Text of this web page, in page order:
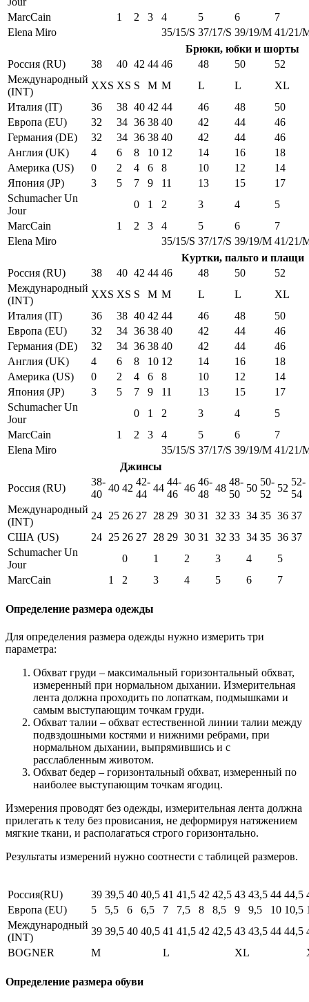
MarcCain
1 2 3 4 5 6
7
Elena Miro
35/15/S 37/17/S 39/19/M 41/21/
Брюки, юбки и шорты
Россия (RU)
38 40 42 44 46 48 50
52
Международный
(INT)
XXS XS S M M L L
XL
Италия (IT)
36 38 40 42 44 46 48
50
Европа (EU)
32 34 36 38 40 42 44
46
Германия (DE)
32 34 36 38 40 42 44
46
Англия (UK)
4 6 8 10 12 14 16
18
Америка (US)
0 2 4 6 8 10 12
14
Япония (JP)
3 5 7 9 11 13 15
17
Schumacher Un
Jour
0 1 2 3 4
5
MarcCain
1 2 3 4 5 6
7
Elena Miro
35/15/S 37/17/S 39/19/M 41/21/
Куртки, пальто и плащи
Россия (RU)
38 40 42 44 46 48 50
52
Международный
(INT)
XXS XS S M M L L
XL
Италия (IT)
36 38 40 42 44 46 48
50
Европа (EU)
32 34 36 38 40 42 44
46
Германия (DE)
32 34 36 38 40 42 44
46
Англия (UK)
4 6 8 10 12 14 16
18
Америка (US)
0 2 4 6 8 10 12
14
Япония (JP)
3 5 7 9 11 13 15
17
Schumacher Un
Jour
0 1 2 3 4
5
MarcCain
1 2 3 4 5 6
7
Elena Miro
35/15/S 37/17/S 39/19/M 41/21/
Джинсы
Россия (RU)
38-
40
40 42
42-
44
44
44-
46
46
46-
48
48
48-
50
50
50-
52
52
52-
54
Международный
(INT)
24 25 26 27 28 29 30 31 32 33 34 35 36 37
США (US)
24 25 26 27 28 29 30 31 32 33 34 35 36 37
Schumacher Un
Jour
0 1 2 3 4
5
MarcCain
1 2 3 4 5 6 7
Определение размера одежды
Для определения размера одежды нужно измерить три
параметра:
Обхват груди – максимальный горизонтальный обхват,
измеренный при нормальном дыхании. Измерительная
лента должна проходить по лопаткам, подмышками и
самым выступающим точкам груди.
Обхват талии – обхват естественной линии талии между
подвздошными костями и нижними ребрами, при
нормальном дыхании, выпрямившись и с
расслабленным животом.
Обхват бедер – горизонтальный обхват, измеренный по
наиболее выступающим точкам ягодиц.
Измерения проводят без одежды, измерительная лента должна
прилегать к телу без провисания, не деформируя натяжением
мягкие ткани, и располагаться строго горизонтально.
Результаты измерений нужно соотнести с таблицей размеров.
Россия(RU) 39 39,5 40 40,5 41 41,5 42 42,5 43 43,5 44 44,5
Европа (EU)
5 5,5 6 6,5 7 7,5 8 8,5 9 9,5 10 10,5
Международный
(INT)
39 39,5 40 40,5 41 41,5 42 42,5 43 43,5 44 44,5
BOGNER
M L XL
Определение размера обуви